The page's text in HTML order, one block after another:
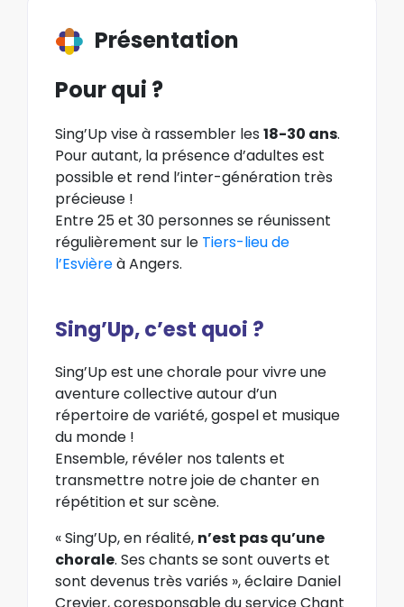
Présentation
Pour qui ?
Sing’Up vise à rassembler les 18-30 ans.
Pour autant, la présence d’adultes est
possible et rend l’inter-génération très
précieuse !
Entre 25 et 30 personnes se réunissent
régulièrement sur le Tiers-lieu de
l’Esvièreà Angers.
Sing’Up, c’est quoi ?
Sing’Up est une chorale pour vivre une
aventure collective autour d’un
répertoire de variété, gospel et musique
du monde !
Ensemble, révéler nos talents et
transmettre notre joie de chanter en
répétition et sur scène.
« Sing’Up, en réalité, n’est pas qu’une
chorale. Ses chants se sont ouverts et
sont devenus très variés », éclaire Daniel
Crevier, coresponsable du service Chant